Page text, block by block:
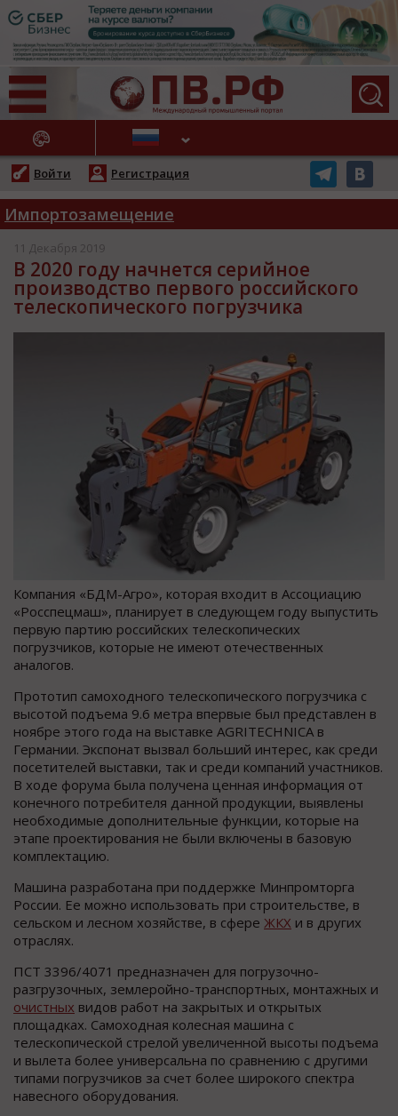
НОВОСТИ
Войти Регистрация
Импортозамещение
11 Декабря 2019
В 2020 году начнется серийное
производство первого российского
телескопического погрузчика
Компания «БДМ-Агро», которая входит в Ассоциацию
«Росспецмаш», планирует в следующем году выпустить
первую партию российских телескопических
погрузчиков, которые не имеют отечественных
аналогов.
Прототип самоходного телескопического погрузчика с
высотой подъема 9.6 метра впервые был представлен в
ноябре этого года на выставке AGRITECHNICA в
Германии. Экспонат вызвал больший интерес, как среди
посетителей выставки, так и среди компаний участников.
В ходе форума была получена ценная информация от
конечного потребителя данной продукции, выявлены
необходимые дополнительные функции, которые на
этапе проектирования не были включены в базовую
комплектацию.
Машина разработана при поддержке Минпромторга
России. Ее можно использовать при строительстве, в
сельском и лесном хозяйстве, в сфере ЖКХ и в других
отраслях.
ПСТ 3396/4071 предназначен для погрузочно-
разгрузочных, землеройно-транспортных, монтажных и
очистных видов работ на закрытых и открытых
площадках. Самоходная колесная машина с
телескопической стрелой увеличенной высоты подъема
и вылета более универсальна по сравнению с другими
типами погрузчиков за счет более широкого спектра
навесного оборудования.